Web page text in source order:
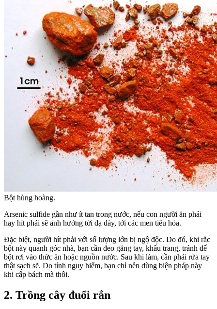
Bột hùng hoàng.
Arsenic sulfide gần như ít tan trong nước, nếu con người ăn phải
hay hít phải sẽ ảnh hưởng tới dạ dày, tới các men tiêu hóa.
Đặc biệt, người hít phải với số lượng lớn bị ngộ độc. Do đó, khi rắc
bột này quanh góc nhà, bạn cần đeo găng tay, khẩu trang, tránh để
bột rơi vào thức ăn hoặc nguồn nước. Sau khi làm, cần phải rửa tay
thật sạch sẽ. Do tính nguy hiểm, bạn chỉ nên dùng biện pháp này
khi cấp bách mà thôi.
2. Trồng cây đuổi rắn